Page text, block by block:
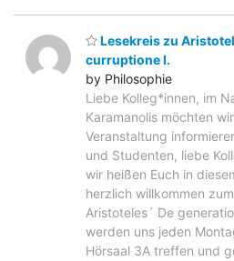
Lesekreis zu
curruptione I.
by Philosophie
Liebe Kolleg*innen, im
Karamanolis möchten
Veranstaltung
und Studenten, liebe
wir heißen Euch in
herzlich willkommen
Aristoteles´ De
werden uns jeden
Hörsaal 3A treffen und